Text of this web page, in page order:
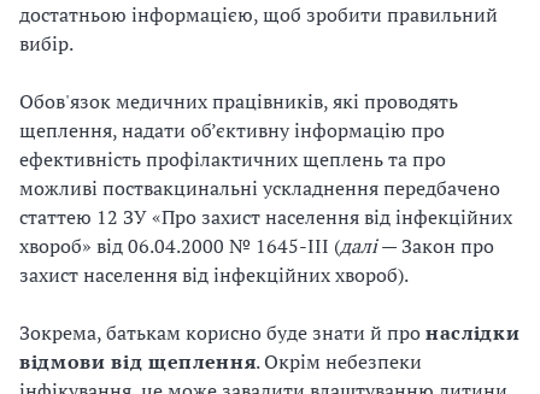
достатньою інформацією, щоб зробити правильний
вибір.
Обов'язок медичних працівників, які проводять
щеплення, надати об’єктивну інформацію про
ефективність профілактичних щеплень та про
можливі поствакцинальні ускладнення передбачено
статтею 12 ЗУ «Про захист населення від інфекційних
хвороб» від 06.04.2000 № 1645-III (далі— Закон про
захист населення від інфекційних хвороб).
Зокрема, батькам корисно буде знати й пронаслідки
відмови від щеплення. Окрім небезпеки